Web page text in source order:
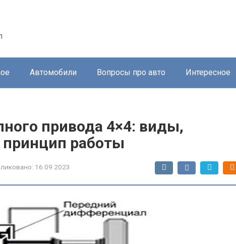
Автомобили Вопросы про авто Интересное
привода 4×4: виды,
принцип работы
16.09.2023